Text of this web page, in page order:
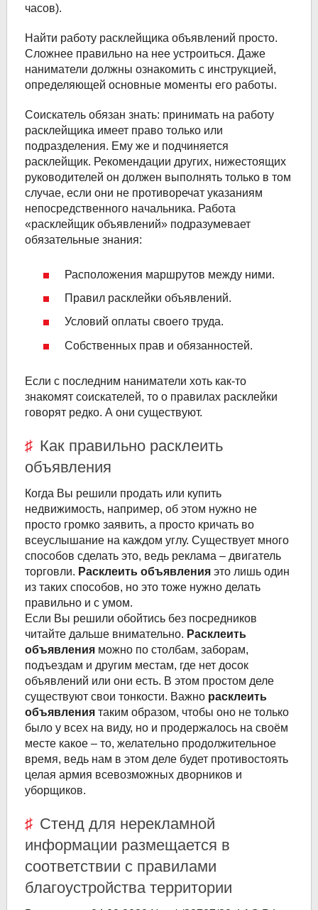
часов).
Найти работу расклейщика объявлений просто.
Сложнее правильно на нее устроиться. Даже
наниматели должны ознакомить с инструкцией,
определяющей основные моменты его работы.
Соискатель обязан знать: принимать на работу
расклейщика имеет право только или
подразделения. Ему же и подчиняется
расклейщик. Рекомендации других, нижестоящих
руководителей он должен выполнять только в том
случае, если они не противоречат указаниям
непосредственного начальника. Работа
«расклейщик объявлений» подразумевает
обязательные знания:
Расположения маршрутов между ними.
Правил расклейки объявлений.
Условий оплаты своего труда.
Собственных прав и обязанностей.
Если с последним наниматели хоть как-то
знакомят соискателей, то о правилах расклейки
говорят редко. А они существуют.
Как правильно расклеить
объявления
Когда Вы решили продать или купить
недвижимость, например, об этом нужно не
просто громко заявить, а просто кричать во
всеуслышание на каждом углу. Существует много
способов сделать это, ведь реклама – двигатель
торговли. Расклеить объявления это лишь один
из таких способов, но это тоже нужно делать
правильно и с умом.
Если Вы решили обойтись без посредников
читайте дальше внимательно. Расклеить
объявления можно по столбам, заборам,
подъездам и другим местам, где нет досок
объявлений или они есть. В этом простом деле
существуют свои тонкости. Важно расклеить
объявления таким образом, чтобы оно не только
было у всех на виду, но и продержалось на своём
месте какое – то, желательно продолжительное
время, ведь нам в этом деле будет противостоять
целая армия всевозможных дворников и
уборщиков.
Стенд для нерекламной
информации размещается в
соответствии с правилами
благоустройства территории